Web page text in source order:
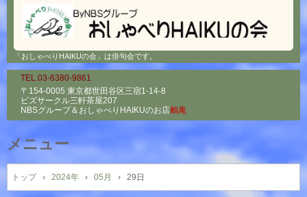
「おしゃべりHAIKUの会」は俳句会です。
TEL.03-6380-9861
〒154-0005 東京都世田谷区三宿1-14-8
ビズサークル三軒茶屋207
NBSグループ＆ おしゃべりHAIKUのお店鶫庵
メニュー
コ
ン
テ
トップ › 2024年 › 05月 › 29日